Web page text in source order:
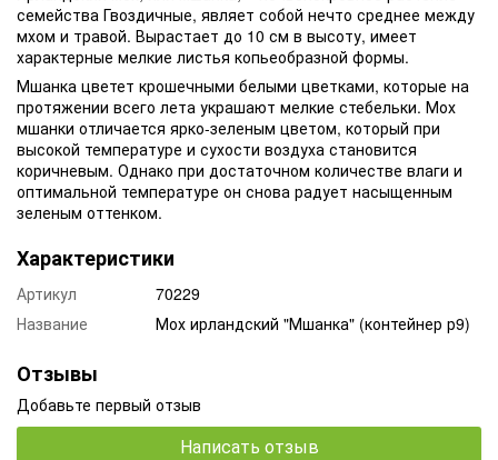
семейства Гвоздичные, являет собой нечто среднее между
мхом и травой. Вырастает до 10 см в высоту, имеет
характерные мелкие листья копьеобразной формы.
Мшанка цветет крошечными белыми цветками, которые на
протяжении всего лета украшают мелкие стебельки. Мох
мшанки отличается ярко-зеленым цветом, который при
высокой температуре и сухости воздуха становится
коричневым. Однако при достаточном количестве влаги и
оптимальной температуре он снова радует насыщенным
зеленым оттенком.
Характеристики
Артикул
70229
Название
Мох ирландский "Мшанка" (контейнер р9)
Отзывы
Добавьте первый отзыв
Написать отзыв